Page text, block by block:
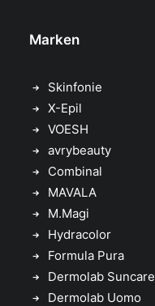
Marken
Skinfonie
X-Epil
VOESH
avrybeauty
Combinal
MAVALA
M.Magi
Hydracolor
Formula Pura
Dermolab Suncare
Dermolab Uomo